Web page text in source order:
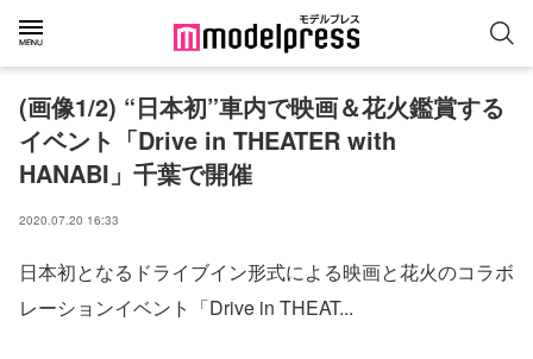
(画像1/2) “日本初”車内で映画＆花火鑑賞する
イベント「Drive in THEATER with
HANABI」千葉で開催
2020.07.20 16:33
日本初となるドライブイン形式による映画と花火のコラボ
レーションイベント「Drive in THEAT...